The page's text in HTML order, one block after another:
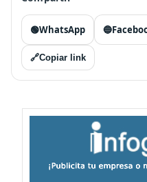
🟢WhatsApp 🔵
🔗Copiar link